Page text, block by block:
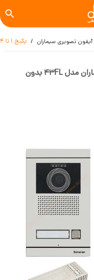
آیفون تصویری سیماران پکیج 1 تا 4 واحدی آیفون تصویری سیماران مدل 43FL بدون حافظه
پکیج 1 تا 4 واحدی آیفون تصویری سیماران مدل 43FL بدون